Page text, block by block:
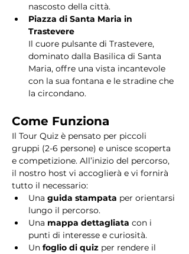
nascosto della città.
Piazza di Santa Maria in
Trastevere
Il cuore pulsante di Trastevere,
dominato dalla Basilica di Santa
Maria, offre una vista incantevole
con la sua fontana e le stradine che
la circondano.
Come Funziona
Il Tour Quiz è pensato per piccoli
gruppi (2-6 persone) e unisce scoperta
e competizione. All’inizio del percorso,
il nostro host vi accoglierà e vi fornirà
tutto il necessario:
Una guida stampata per orientarsi
lungo il percorso.
Una mappa dettagliata con i
punti di interesse e curiosità.
Un foglio di quiz per rendere il